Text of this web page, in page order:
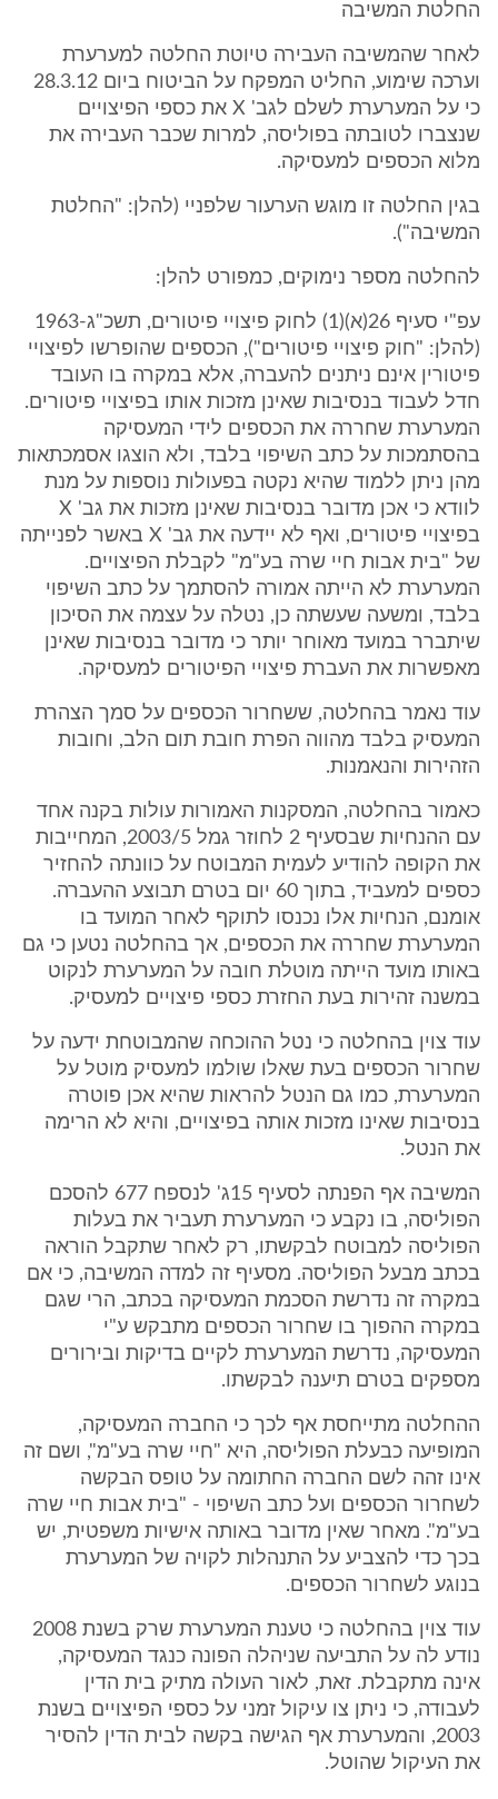
החלטת המשיבה
לאחר שהמשיבה העבירה טיוטת החלטה למערערת
וערכה שימוע, החליט המפקח על הביטוח ביום 28.3.12
כי על המערערת לשלם לגב' X את כספי הפיצויים
שנצברו לטובתה בפוליסה, למרות שכבר העבירה את
מלוא הכספים למעסיקה.
בגין החלטה זו מוגש הערעור שלפניי (להלן: "החלטת
המשיבה").
להחלטה מספר נימוקים, כמפורט להלן:
עפ"י סעיף 26(א)(1) לחוק פיצויי פיטורים, תשכ"ג-1963
(להלן: "חוק פיצויי פיטורים"), הכספים שהופרשו לפיצויי
פיטורין אינם ניתנים להעברה, אלא במקרה בו העובד
חדל לעבוד בנסיבות שאינן מזכות אותו בפיצויי פיטורים.
המערערת שחררה את הכספים לידי המעסיקה
בהסתמכות על כתב השיפוי בלבד, ולא הוצגו אסמכתאות
מהן ניתן ללמוד שהיא נקטה בפעולות נוספות על מנת
לוודא כי אכן מדובר בנסיבות שאינן מזכות את גב' X
בפיצויי פיטורים, ואף לא יידעה את גב' X באשר לפנייתה
של "בית אבות חיי שרה בע"מ" לקבלת הפיצויים.
המערערת לא הייתה אמורה להסתמך על כתב השיפוי
בלבד, ומשעה שעשתה כן, נטלה על עצמה את הסיכון
שיתברר במועד מאוחר יותר כי מדובר בנסיבות שאינן
מאפשרות את העברת פיצויי הפיטורים למעסיקה.
עוד נאמר בהחלטה, ששחרור הכספים על סמך הצהרת
המעסיק בלבד מהווה הפרת חובת תום הלב, וחובות
הזהירות והנאמנות.
כאמור בהחלטה, המסקנות האמורות עולות בקנה אחד
עם ההנחיות שבסעיף 2 לחוזר גמל 2003/5, המחייבות
את הקופה להודיע לעמית המבוטח על כוונתה להחזיר
כספים למעביד, בתוך 60 יום בטרם תבוצע ההעברה.
אומנם, הנחיות אלו נכנסו לתוקף לאחר המועד בו
המערערת שחררה את הכספים, אך בהחלטה נטען כי גם
באותו מועד הייתה מוטלת חובה על המערערת לנקוט
במשנה זהירות בעת החזרת כספי פיצויים למעסיק.
עוד צוין בהחלטה כי נטל ההוכחה שהמבוטחת ידעה על
שחרור הכספים בעת שאלו שולמו למעסיק מוטל על
המערערת, כמו גם הנטל להראות שהיא אכן פוטרה
בנסיבות שאינו מזכות אותה בפיצויים, והיא לא הרימה
את הנטל.
המשיבה אף הפנתה לסעיף 15ג' לנספח 677 להסכם
הפוליסה, בו נקבע כי המערערת תעביר את בעלות
הפוליסה למבוטח לבקשתו, רק לאחר שתקבל הוראה
בכתב מבעל הפוליסה. מסעיף זה למדה המשיבה, כי אם
במקרה זה נדרשת הסכמת המעסיקה בכתב, הרי שגם
במקרה ההפוך בו שחרור הכספים מתבקש ע"י
המעסיקה, נדרשת המערערת לקיים בדיקות ובירורים
מספקים בטרם תיענה לבקשתו.
ההחלטה מתייחסת אף לכך כי החברה המעסיקה,
המופיעה כבעלת הפוליסה, היא "חיי שרה בע"מ", ושם זה
אינו זהה לשם החברה החתומה על טופס הבקשה
לשחרור הכספים ועל כתב השיפוי - "בית אבות חיי שרה
בע"מ". מאחר שאין מדובר באותה אישיות משפטית, יש
בכך כדי להצביע על התנהלות לקויה של המערערת
בנוגע לשחרור הכספים.
עוד צוין בהחלטה כי טענת המערערת שרק בשנת 2008
נודע לה על התביעה שניהלה הפונה כנגד המעסיקה,
אינה מתקבלת. זאת, לאור העולה מתיק בית הדין
לעבודה, כי ניתן צו עיקול זמני על כספי הפיצויים בשנת
2003, והמערערת אף הגישה בקשה לבית הדין להסיר
את העיקול שהוטל.